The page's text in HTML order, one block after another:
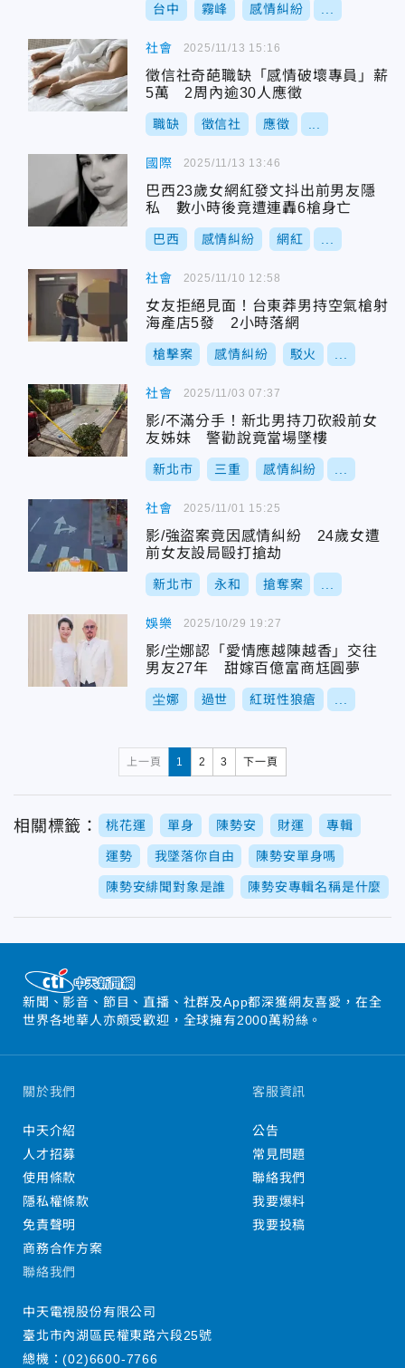
台中 霧峰 感情糾紛
社會
徵信社奇葩職缺「感情破壞專員」薪
5萬 2周內逾30人應徵
職缺 徵信社 應徵
2025/11/13 15:16
國際
巴西23歲女網紅發文抖出前男友隱
私 數小時後竟遭連轟6槍身亡
巴西 感情糾紛 網紅
2025/11/13 13:46
社會
女友拒絕見面！台東莽男持空氣槍射
海產店5發 2小時落網
槍擊案 感情糾紛 駁火
2025/11/10 12:58
社會
影/不滿分手！新北男持刀砍殺前女
友姊妹 警勸說竟當場墜樓
新北市 三重 感情糾紛
2025/11/03 07:37
社會
影/強盜案竟因感情糾紛 24歲女遭
前女友設局毆打搶劫
新北市 永和 搶奪案
2025/11/01 15:25
娛樂
影/坣娜認「愛情應越陳越香」交往
男友27年 甜嫁百億富商尪圓夢
坣娜 過世 紅斑性狼瘡
2025/10/29 19:27
上一頁 1 2 3 下一頁
相關標籤： 桃花運 單身 陳勢安 財運 專輯
運勢 我墜落你自由 陳勢安單身嗎
陳勢安緋聞對象是誰 陳勢安專輯名稱是什麼
新聞、影音、節目、直播、社群及App都深獲網友喜愛，在全
世界各地華人亦頗受歡迎，全球擁有2000萬粉絲。
關於我們
中天介紹
人才招募
使用條款
隱私權條款
免責聲明
商務合作方案
客服資訊
公告
常見問題
聯絡我們
我要爆料
我要投稿
聯絡我們
中天電視股份有限公司
臺北市內湖區民權東路六段25號
總機：(02)6600-7766